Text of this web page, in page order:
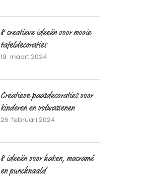
8 creatieve ideeën voor mooie
tafeldecoraties
19. maart 2024
Creatieve paasdecoraties voor
kinderen en volwassenen
26. februari 2024
8 ideeën voor haken, macramé
en punchnaald